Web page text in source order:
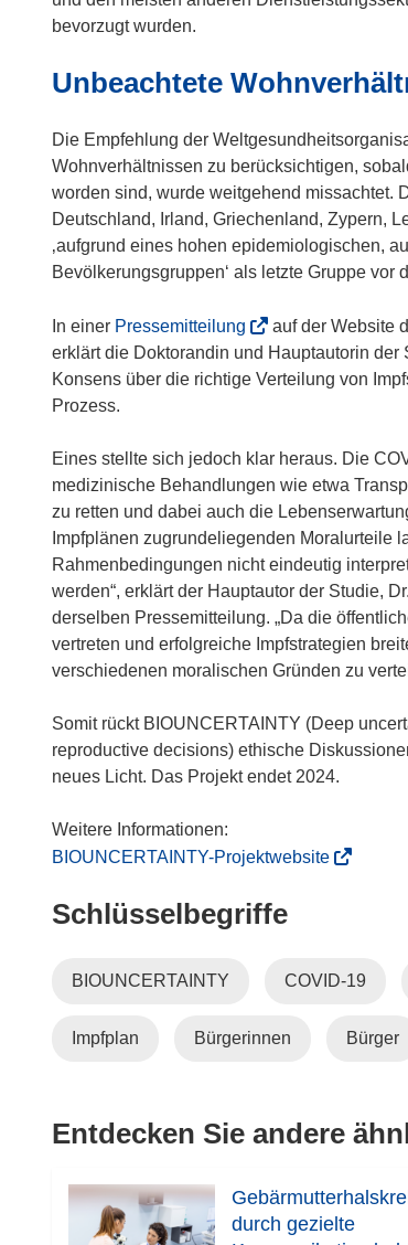
bevorzugt wurden.
Unbeachtete
Die Empfehlung der
Wohnverhältnissen zu berücksichtigen,
worden sind, wurde weitgehend missachtet.
Deutschland, Irland, Griechenland, Zypern,
‚aufgrund eines hohen epidemiologischen,
Bevölkerungsgruppen‘ als letzte Gruppe vor
In einer Pressemitteilung
ö
f
e
t
n
n
e
u
e
m
e
n
s
r
auf der Website
erklärt die Doktorandin und Hauptautorin
Konsens über die richtige Verteilung von
Prozess.
Eines stellte sich jedoch klar heraus. Die
medizinische Behandlungen wie etwa
zu retten und dabei auch die
Impfplänen zugrundeliegenden Moralurteile
Rahmenbedingungen nicht eindeutig
werden“, erklärt der Hauptautor der Studie,
derselben Pressemitteilung. „Da die
vertreten und erfolgreiche Impfstrategien
verschiedenen moralischen Gründen zu
Somit rückt BIOUNCERTAINTY (Deep
reproductive decisions) ethische
neues Licht. Das Projekt endet 2024.
BIOUNCERTAINTY-Projektwebsite(
e
u
m
F
Schlüsselbegriffe
BIOUNCERTAINTY COVID-19
Impfplan Bürgerinnen Bürger
Entdecken Sie andere
durch gezielte